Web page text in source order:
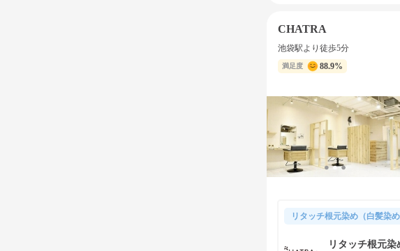
CHATRA
池袋駅より徒歩5分
満足度 88.9%
リタッチ根元染め（白髪染め
リタッチ根元